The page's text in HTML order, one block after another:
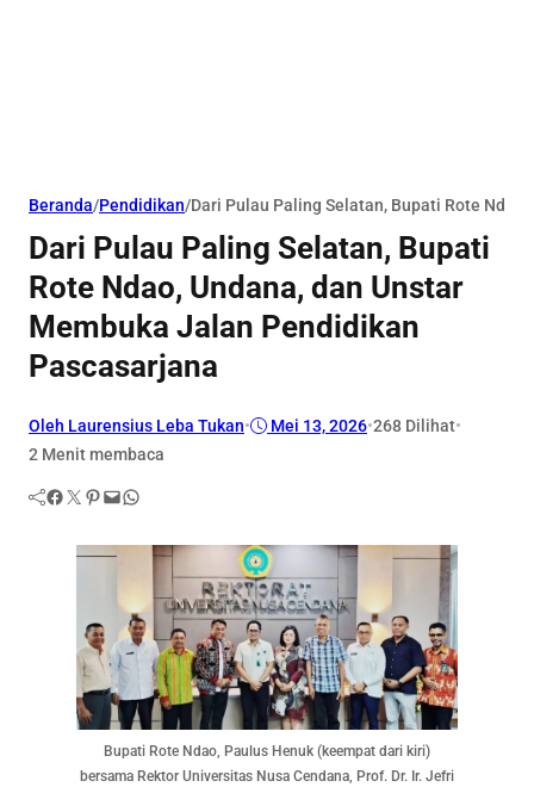
Beranda/Pendidikan/Dari Pulau Paling Selatan, Bupati Rote
Dari Pulau Paling Selatan, Bupati
Rote Ndao, Undana, dan Unstar
Membuka Jalan Pendidikan
Pascasarjana
Oleh Laurensius Leba Tukan• Mei 13, 2026•268 Dilihat•
2 Menit membaca
Facebook Twitter Pinterest Mail WhatsApp
Bupati Rote Ndao, Paulus Henuk (keempat dari kiri)
bersama Rektor Universitas Nusa Cendana, Prof. Dr. Ir. Jefri